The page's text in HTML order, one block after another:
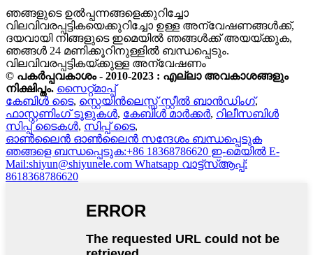
ഞങ്ങളുടെ ഉൽപ്പന്നങ്ങളെക്കുറിച്ചോ
വിലവിവരപ്പട്ടികയെക്കുറിച്ചോ ഉള്ള അന്വേഷണങ്ങൾക്ക്,
ദയവായി നിങ്ങളുടെ ഇമെയിൽ ഞങ്ങൾക്ക് അയയ്ക്കുക,
ഞങ്ങൾ 24 മണിക്കൂറിനുള്ളിൽ ബന്ധപ്പെടും.
വിലവിവരപ്പട്ടികയ്ക്കുള്ള അന്വേഷണം
© പകർപ്പവകാശം - 2010-2023 : എല്ലാ അവകാശങ്ങളും
നിക്ഷിപ്തം. സൈറ്റ്മാപ്പ്
കേബിൾ ടൈ, സ്റ്റെയിൻലെസ്സ് സ്റ്റീൽ ബാൻഡിംഗ്,
ഫാസ്റ്റണിംഗ് ടൂളുകൾ, കേബിൾ മാർക്കർ, റിലീസബിൾ
സിപ്പ് ടൈകൾ, സിപ്പ് ടൈ,
ഓൺലൈൻ ഓൺലൈൻ സന്ദേശം ബന്ധപ്പെടുക
ഞങ്ങളെ ബന്ധപ്പെടുക:+86 18368786620 ഇ-മെയിൽ E-
Mail:shiyun@shiyunele.com Whatsapp വാട്ട്‌സ്ആപ്പ്:
8618368786620